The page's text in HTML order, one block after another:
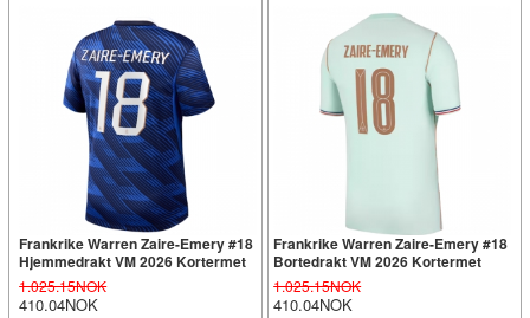
Frankrike Warren Zaire-Emery #18
Hjemmedrakt VM 2026 Kortermet
1.025.15NOK
410.04NOK
Frankrike Warren Zaire-Emery #18
Bortedrakt VM 2026 Kortermet
1.025.15NOK
410.04NOK